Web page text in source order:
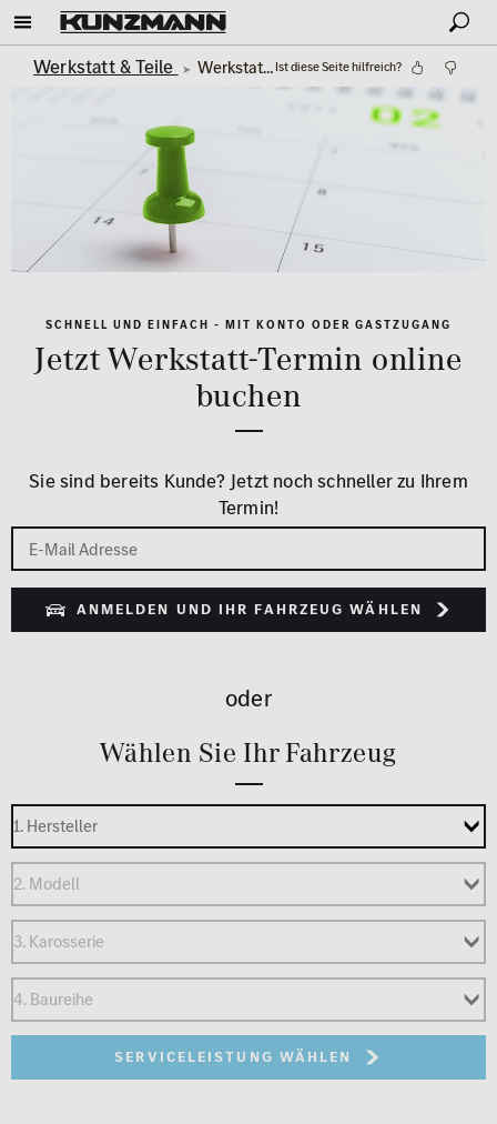
Werkstatt & Teile Werkstatt-Termin vereinbaren Ist diese Seite hilfreich?
SCHNELL UND EINFACH - MIT KONTO ODER GASTZUGANG
Jetzt Werkstatt-Termin online
buchen
Sie sind bereits Kunde? Jetzt noch schneller zu Ihrem
Termin!
ANMELDEN UND IHR FAHRZEUG WÄHLEN
oder
Wählen Sie Ihr Fahrzeug
Serviceleistung wählen